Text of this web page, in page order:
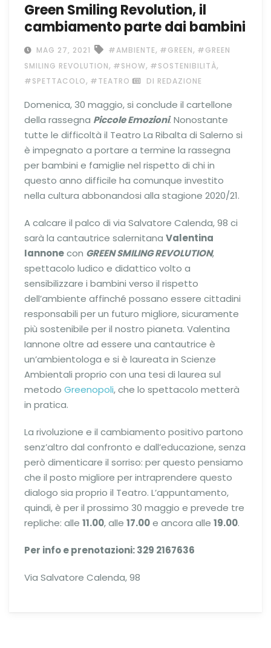
Green Smiling Revolution, il
cambiamento parte dai bambini
MAG 27, 2021 #AMBIENTE, #GREEN, #GREEN
SMILING REVOLUTION, #SHOW, #SOSTENIBILITÀ,
#SPETTACOLO, #TEATRO DI REDAZIONE
Domenica, 30 maggio, si conclude il cartellone
della rassegna Piccole Emozioni. Nonostante
tutte le difficoltà il Teatro La Ribalta di Salerno si
è impegnato a portare a termine la rassegna
per bambini e famiglie nel rispetto di chi in
questo anno difficile ha comunque investito
nella cultura abbonandosi alla stagione 2020/21.
A calcare il palco di via Salvatore Calenda, 98 ci
sarà la cantautrice salernitana Valentina
Iannonecon GREEN SMILING REVOLUTION,
spettacolo ludico e didattico volto a
sensibilizzare i bambini verso il rispetto
dell’ambiente affinché possano essere cittadini
responsabili per un futuro migliore, sicuramente
più sostenibile per il nostro pianeta. Valentina
Iannone oltre ad essere una cantautrice è
un’ambientologa e si è laureata in Scienze
Ambientali proprio con una tesi di laurea sul
metodo Greenopoli, che lo spettacolo metterà
in pratica.
La rivoluzione e il cambiamento positivo partono
senz’altro dal confronto e dall’educazione, senza
però dimenticare il sorriso: per questo pensiamo
che il posto migliore per intraprendere questo
dialogo sia proprio il Teatro. L’appuntamento,
quindi, è per il prossimo 30 maggio e prevede tre
repliche: alle 11.00, alle 17.00e ancora alle 19.00.
Per info e prenotazioni: 329 2167636
Via Salvatore Calenda, 98